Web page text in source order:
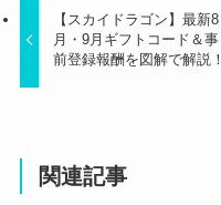
【スカイドラゴン】最新8
月・9月ギフトコード＆事
前登録報酬を図解で解説！
関連記事